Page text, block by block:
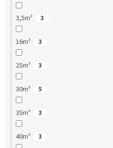
3,5m³ 3
16m³ 3
25m³ 3
30m³ 5
35m³ 3
40m³ 3